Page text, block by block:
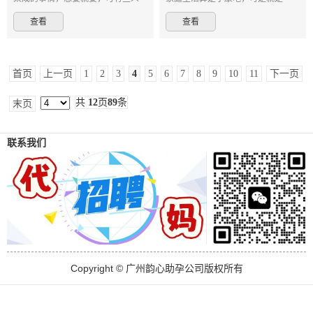
努力准备了很长时间，却一次次与
不愿看到的大姨妈再次邂逅，心里
查看
直没有孩子，这是一家人的心病 ，
夫妻俩是大学的时候认识的，然后
查看
首页 上一页 1 2 3 4 5 6 7 8 9 10 11 下一页
末页 共 12页89条
联系我们
Copyright © 广州韵心助孕公司版权所有